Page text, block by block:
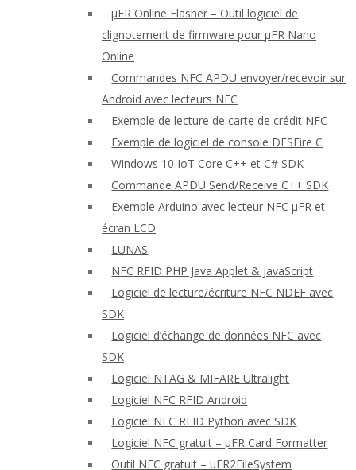
μFR Online Flasher – Outil logiciel de
clignotement de firmware pour μFR Nano
Online
Commandes NFC APDU envoyer/recevoir sur
Android avec lecteurs NFC
Exemple de lecture de carte de crédit NFC
Exemple de logiciel de console DESFire C
Windows 10 IoT Core C++ et C# SDK
Commande APDU Send/Receive C++ SDK
Exemple Arduino avec lecteur NFC μFR et
écran LCD
LUNAS
NFC RFID PHP Java Applet & JavaScript
Logiciel de lecture/écriture NFC NDEF avec
SDK
Logiciel d’échange de données NFC avec
SDK
Logiciel NTAG & MIFARE Ultralight
Logiciel NFC RFID Android
Logiciel NFC RFID Python avec SDK
Logiciel NFC gratuit – μFR Card Formatter
Outil NFC gratuit – uFR2FileSystem